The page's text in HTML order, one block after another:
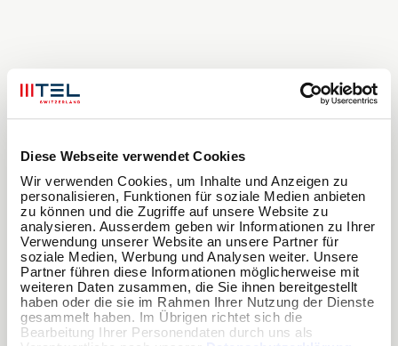
Diese Webseite verwendet Cookies
Wir verwenden Cookies, um Inhalte und Anzeigen zu
personalisieren, Funktionen für soziale Medien anbieten
zu können und die Zugriffe auf unsere Website zu
analysieren. Ausserdem geben wir Informationen zu Ihrer
Verwendung unserer Website an unsere Partner für
soziale Medien, Werbung und Analysen weiter. Unsere
Partner führen diese Informationen möglicherweise mit
weiteren Daten zusammen, die Sie ihnen bereitgestellt
haben oder die sie im Rahmen Ihrer Nutzung der Dienste
gesammelt haben. Im Übrigen richtet sich die
Bearbeitung Ihrer Personendaten durch uns als